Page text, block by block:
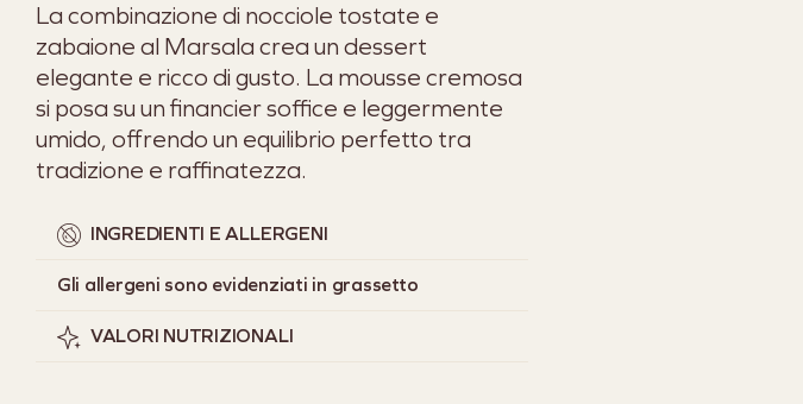
La combinazione di nocciole tostate e
zabaione al Marsala crea un dessert
elegante e ricco di gusto. La mousse cremosa
si posa su un financier soffice e leggermente
umido, offrendo un equilibrio perfetto tra
tradizione e raffinatezza.
INGREDIENTI E ALLERGENI
Gli allergeni sono evidenziati in grassetto
VALORI NUTRIZIONALI